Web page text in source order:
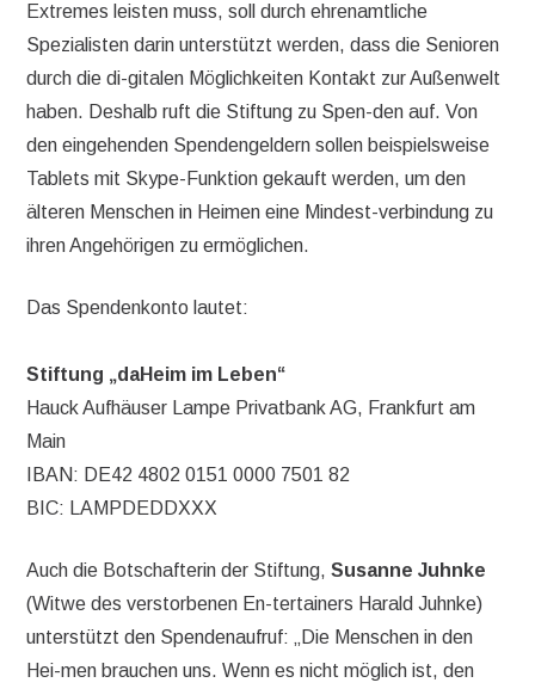
Extremes leisten muss, soll durch ehrenamtliche
Spezialisten darin unterstützt werden, dass die Senioren
durch die di-gitalen Möglichkeiten Kontakt zur Außenwelt
haben. Deshalb ruft die Stiftung zu Spen-den auf. Von
den eingehenden Spendengeldern sollen beispielsweise
Tablets mit Skype-Funktion gekauft werden, um den
älteren Menschen in Heimen eine Mindest-verbindung zu
ihren Angehörigen zu ermöglichen.
Das Spendenkonto lautet:
Stiftung „daHeim im Leben“
Hauck Aufhäuser Lampe Privatbank AG, Frankfurt am
Main
IBAN: DE42 4802 0151 0000 7501 82
BIC: LAMPDEDDXXX
Auch die Botschafterin der Stiftung,Susanne Juhnke
(Witwe des verstorbenen En-tertainers Harald Juhnke)
unterstützt den Spendenaufruf: „Die Menschen in den
Hei-men brauchen uns. Wenn es nicht möglich ist, den